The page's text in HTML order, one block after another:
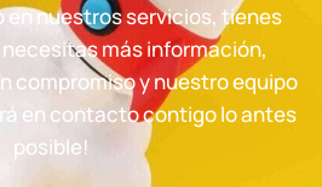
en nuestros servicios, tienes
más información,
compromiso y nuestro equipo
en contacto contigo lo antes
posible!